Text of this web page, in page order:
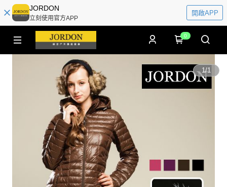
JORDON
立刻使用官方APP
開啟APP
0
1/1